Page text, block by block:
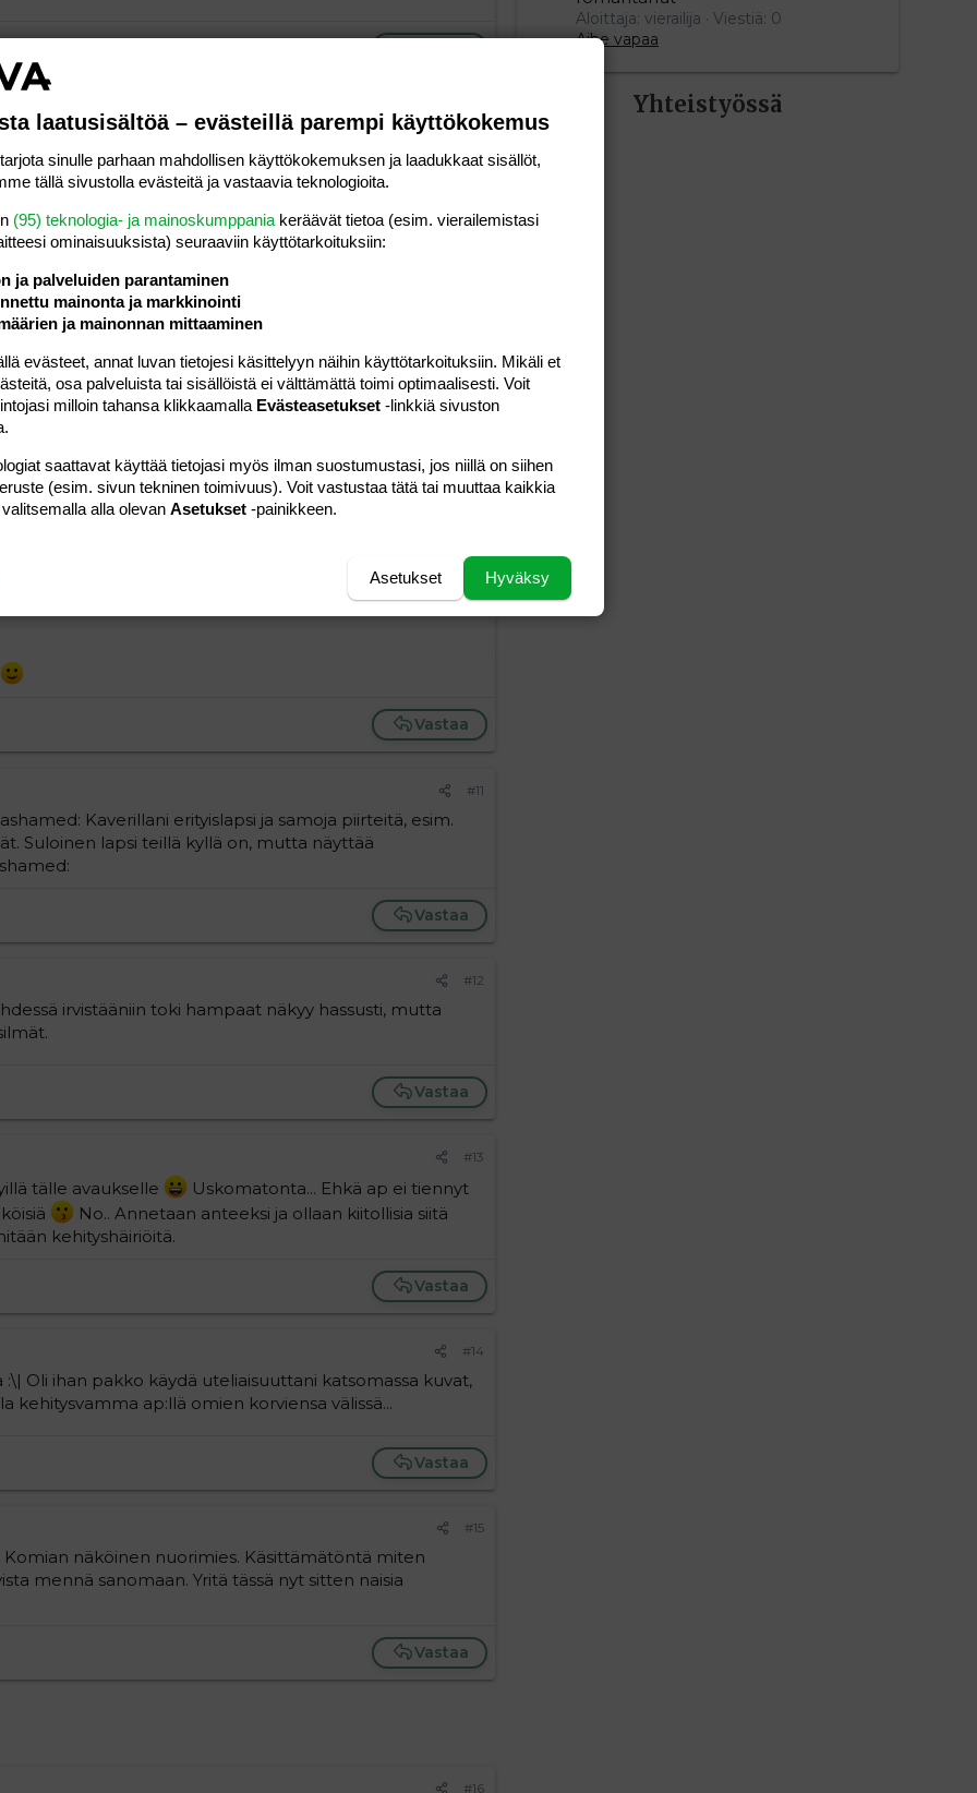
#8
mitään vikaa, mutta tosta kirjoittelijasta sitäkin
Vastaa
on?? Auttakaa tyhmää.. :ashamed:
Vastaa
#10
klo 12:48 Ellu80 kirjoitti:
on?? Auttakaa tyhmää.. :ashamed:
Vastaa
#11
Kaverillani erityislapsi ja samoja piirteitä, esim.
Suloinen lapsi teillä kyllä on, mutta näyttää
Vastaa
#12
irvistääniin toki hampaat näkyy hassusti, mutta
Vastaa
#13
tälle avaukselle
Uskomatonta... Ehkä ap ei tiennyt
No.. Annetaan anteeksi ja ollaan kiitollisia siitä
kehityshäiriöitä.
Vastaa
#14
Oli ihan pakko käydä uteliaisuuttani katsomassa kuvat,
kehitysvamma ap:llä omien korviensa välissä...
Vastaa
#15
Komian näköinen nuorimies. Käsittämätöntä miten
mennä sanomaan. Yritä tässä nyt sitten naisia
Vastaa
#16
Aloittaja: vierailija
Viestiä: 0
Aihe vapaa
Yhteistyössä
laatusisältöä – evästeillä parempi käyttökokemus
sinulle parhaan mahdollisen käyttökokemuksen ja laadukkaat sisällöt,
tällä sivustolla evästeitä ja vastaavia teknologioita.
(95) teknologia- ja mainoskumppania keräävät tietoa (esim. vierailemis­tasi
ominaisuuk­sista) seuraaviin käyttötarkoituksiin:
ja palveluiden parantaminen
mainonta ja markkinointi
ja mainonnan mittaaminen
evästeet, annat luvan tietojesi käsittelyyn näihin käyttötarkoituksiin. Mikäli et
osa palveluista tai sisällöistä ei välttämättä toimi optimaalisesti. Voit
milloin tahansa klikkaamalla Evästeasetukset -linkkiä sivuston
saattavat käyttää tietojasi myös ilman suostumustasi, jos niillä on siihen
(esim. sivun tekninen toimivuus). Voit vastustaa tätä tai muuttaa kaikkia
alla olevan Asetukset -painikkeen.
Hyväksy
Asetukset